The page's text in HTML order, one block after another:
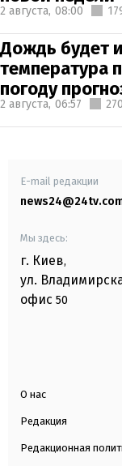
2 августа, 08:00
Дождь будет
температура
погоду
2 августа, 06:57
E-mail редакции
Мы здесь:
г. Киев,
ул.
офис 50
О нас
Редакция
Редакционная